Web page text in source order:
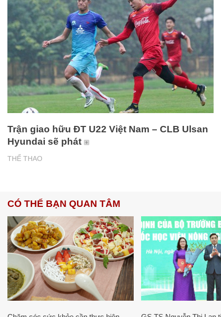
THỂ THAO
Trận giao hữu ĐT U22 Việt Nam – CLB Ulsan
Hyundai sẽ phát
CÓ THỂ BẠN QUAN TÂM